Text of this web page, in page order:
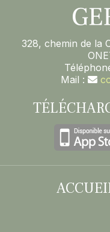
328, chemin de la
Mail :